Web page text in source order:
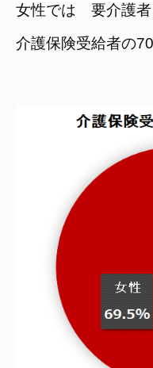
女性では　要介護者
介護保険受給者の